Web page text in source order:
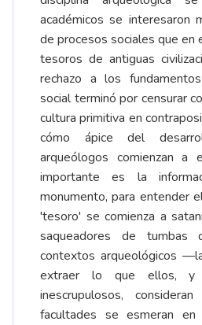
académicos se interesaron
de procesos sociales que en
tesoros de antiguas
rechazo a los
social terminó por censurar
cultura primitiva en
cómo ápice del
arqueólogos comienzan a
importante es la
monumento, para entender
'tesoro' se comienza a
saqueadores de tumbas
contextos arqueológicos
extraer lo que ellos, y
inescrupulosos,
facultades se esmeran